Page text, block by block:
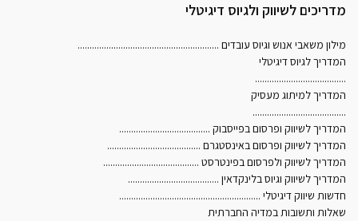
מדריכים לשיווק ולגיוס דיגיטלי
מילון משאבי אנוש וגיוס עובדים ...........................................................
המדריך לגיוס דיגיטלי
......................................
המדריך למיתוג מעסיק
.......................................
המדריך לשיווק ופרסום בפייסבוק ......................................
המדריך לשיווק ופרסום באינסטגרם .......................................
המדריך לשיווק ולפרסום בפינטרסט ........................................
המדריך לשיווק וגיוס בלינקדאין ......................................
חדשות שיווק דיגיטלי ...........................................................
שאלות ותשובות במדיה החברתית